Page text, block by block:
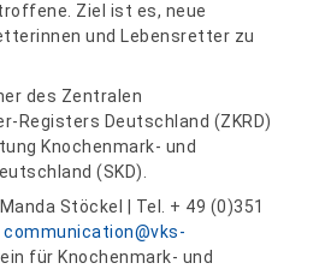
Ziel ist es, neue
und Lebensretter zu
des Zentralen
Registers Deutschland (ZKRD)
Knochenmark- und
(SKD).
Stöckel | Tel. + 49 (0)351
communication@vks-
für Knochenmark- und